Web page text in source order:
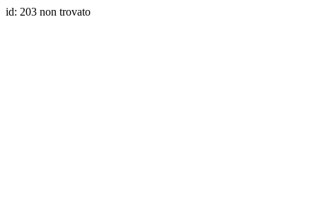
id: 203 non trovato